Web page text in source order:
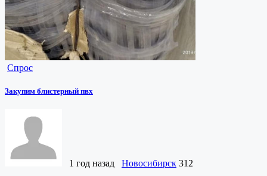
Спрос
Закупим блистерный пвх
1 год назад Новосибирск 312